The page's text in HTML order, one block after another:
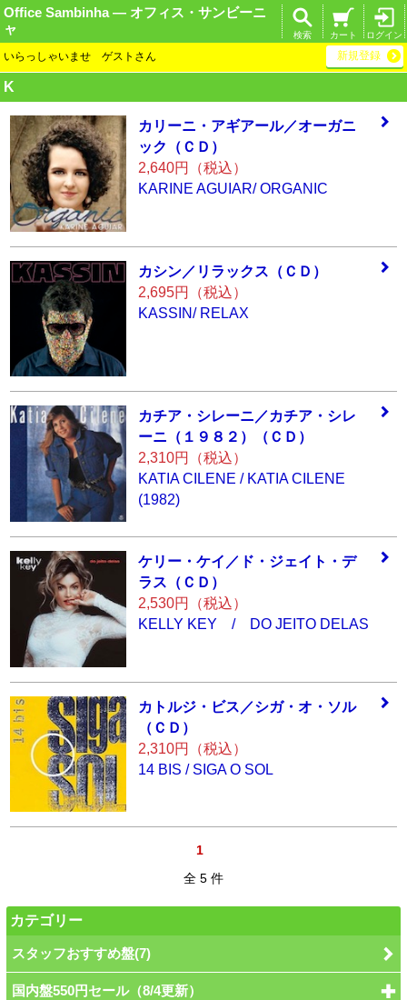
Office Sambinha ― オフィス・サンビーニ
ャ
ログイン
カート
検索
いらっしゃいませ ゲストさん 新規登録
K
カリーニ・アギアール／オーガニ
ック（ＣＤ）
2,640円（税込）
KARINE AGUIAR/ ORGANIC
カシン／リラック ス（ＣＤ）
2,695円（税込）
KASSIN/ RELAX
カチア・シレーニ ／カチア・シレ
ーニ（１９８２）（ ＣＤ）
2,310円（税込）
KATIA CILENE / KATIA CILENE
(1982)
ケリー・ケイ／ド ・ジェイト・デ
ラ ス（ＣＤ）
2,530円（税込）
KELLY KEY / DO JEITO DELAS
カトルジ・ビス／シガ・オ・ソル
（ ＣＤ）
2,310円（税込）
14 BIS / SIGA O SOL
1
全 5 件
カテゴリー
スタッフおすすめ盤(7)
国内盤550円セール（8/4更新）